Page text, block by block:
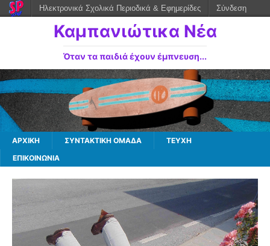
Καμπανιώτικα Νέα
Όταν τα παιδιά έχουν έμπνευση...
ΑΡΧΙΚΉ ΣΥΝΤΑΚΤΙΚΉ ΟΜΆΔΑ
ΤΕΎΧΗ
ΕΠΙΚΟΙΝΩΝΊΑ
Ηλεκτρονικά Σχολικά Περιοδικά & Εφημερίδες Σύνδεση